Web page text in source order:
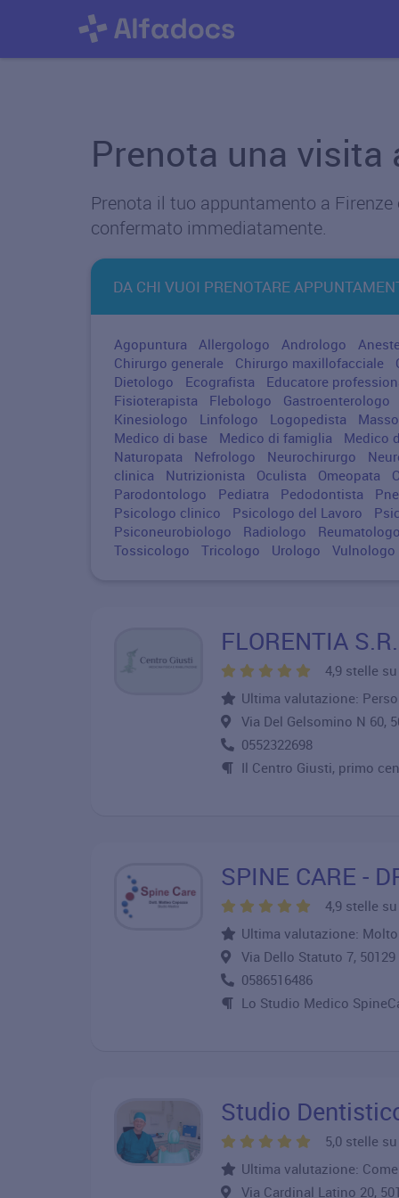
Prenota una visita
Prenota il tuo appuntamento a
confermato immediatamente.
DA CHI VUOI PRENOTARE
Agopuntura Allergologo Andrologo
Chirurgo generale
Chirurgo maxillofacciale
Dietologo
Ecografista
Educatore
Fisioterapista
Flebologo
Gastroenterologo
Kinesiologo
Linfologo Logopedista
Medico di base
Medico di famiglia
Medico
Naturopata
Nefrologo Neurochirurgo
clinica
Nutrizionista Oculista Omeopata
Parodontologo
Pediatra Pedodontista
Psicologo clinico
Psicologo del Lavoro
Psiconeurobiologo
Radiologo
Tossicologo
Tricologo Urologo Vulnologo
FLORENTIA
4,9 stelle
Ultima valutazione:
Via Del Gelsomino N
0552322698
Il Centro Giusti, primo
SPINE CARE -
4,9 stelle
Ultima valutazione:
Via Dello Statuto 7,
0586516486
Lo Studio Medico
Studio
5,0 stelle
Ultima valutazione:
Via Cardinal Latino 20,